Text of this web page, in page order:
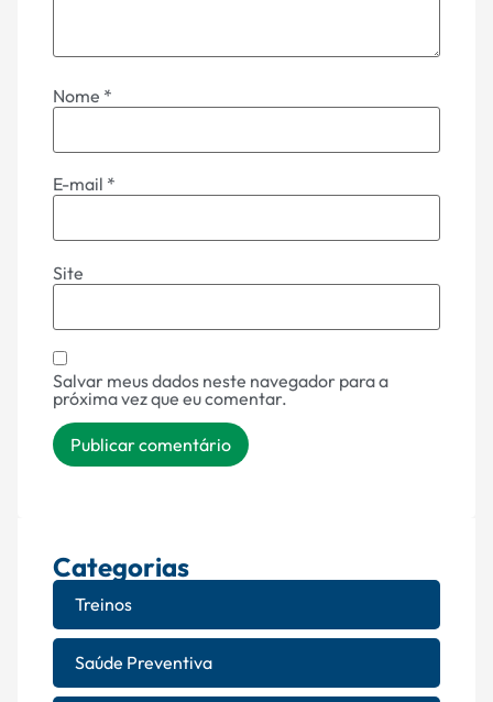
Nome *
E-mail *
Site
Salvar meus dados neste navegador para a
próxima vez que eu comentar.
Categorias
Treinos
Saúde Preventiva